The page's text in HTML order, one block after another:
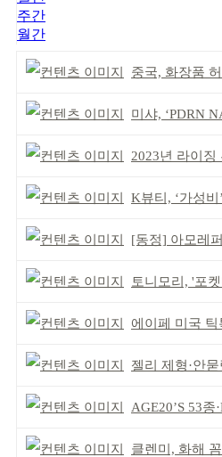
주간
월간
중국, 화장품 허가·
미샤, ‘PDRN
2023년 라이징
K뷰티, ‘가성비’ 아
[동정] 아모레퍼시
토니모리, '포
에이페 미국 틱톡샵
젤리 제형·안묻립 기
AGE20’S 53종
클렌미, 화해